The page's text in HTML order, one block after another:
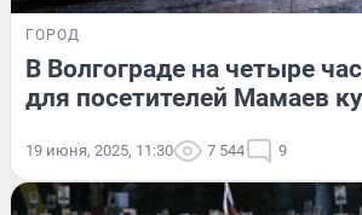
ГОРОД
В Волгограде на четыре
для посетителей Мамаев
19 июня, 2025, 11:30 7 544 9